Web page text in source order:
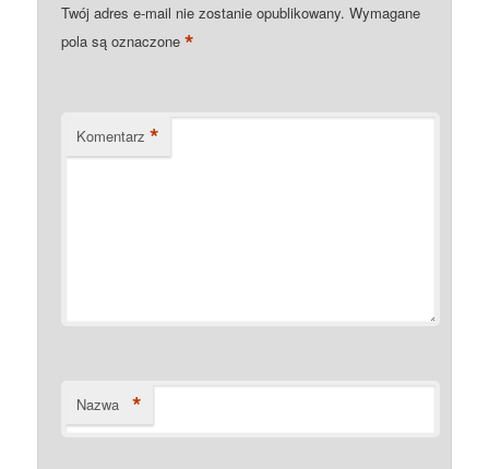
Twój adres e-mail nie zostanie opublikowany. Wymagane
pola są oznaczone*
Komentarz *
Nazwa *